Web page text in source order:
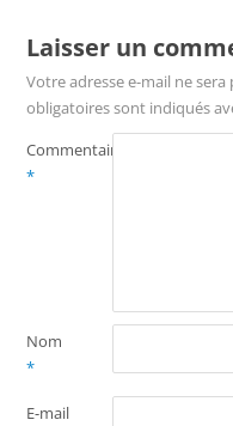
Laisser un
Votre adresse e-mail ne sera
obligatoires sont indiqués
Commentaire
*
Nom
*
E-mail